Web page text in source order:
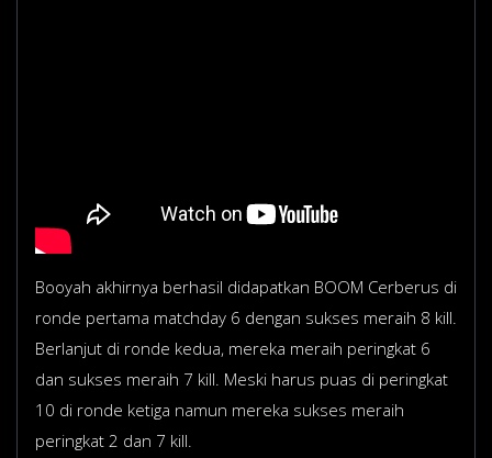
Booyah akhirnya berhasil didapatkan BOOM Cerberus di
ronde pertama matchday 6 dengan sukses meraih 8 kill.
Berlanjut di ronde kedua, mereka meraih peringkat 6
dan sukses meraih 7 kill. Meski harus puas di peringkat
10 di ronde ketiga namun mereka sukses meraih
peringkat 2 dan 7 kill.